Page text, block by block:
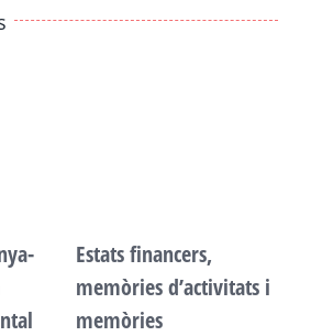
Estats financers,
memòries d’activitats i
memòries